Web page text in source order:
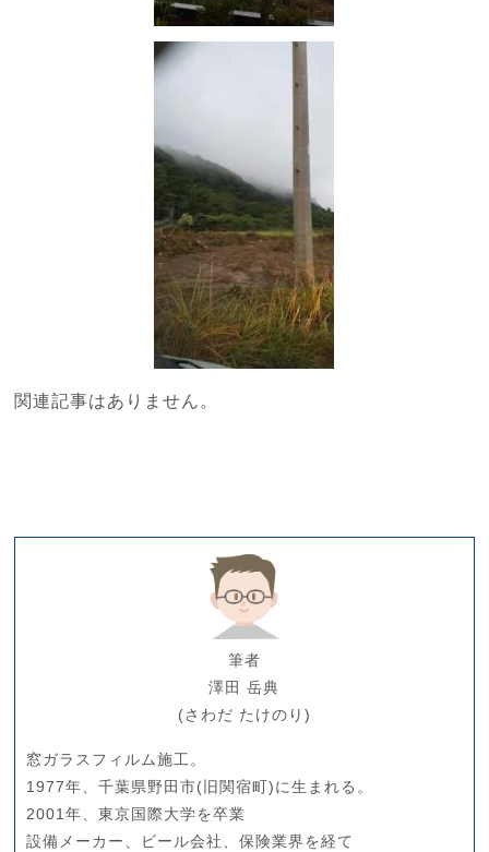
関連記事はありません。
筆者
澤田 岳典
(さわだ たけのり)
窓ガラスフィルム施工。
1977年、千葉県野田市(旧関宿町)に生まれる。
2001年、東京国際大学を卒業
設備メーカー、ビール会社、保険業界を経て